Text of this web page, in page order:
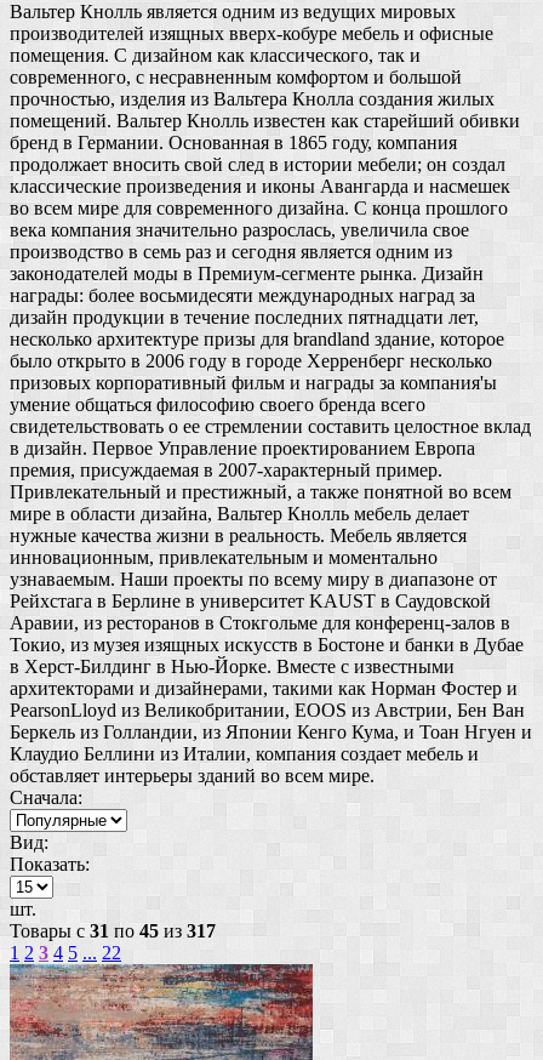
Вальтер Кнолль является одним из ведущих мировых
производителей изящных вверх-кобуре мебель и офисные
помещения. С дизайном как классического, так и
современного, с несравненным комфортом и большой
прочностью, изделия из Вальтера Кнолла создания жилых
помещений. Вальтер Кнолль известен как старейший обивки
бренд в Германии. Основанная в 1865 году, компания
продолжает вносить свой след в истории мебели; он создал
классические произведения и иконы Авангарда и насмешек
во всем мире для современного дизайна. С конца прошлого
века компания значительно разрослась, увеличила свое
производство в семь раз и сегодня является одним из
законодателей моды в Премиум-сегменте рынка. Дизайн
награды: более восьмидесяти международных наград за
дизайн продукции в течение последних пятнадцати лет,
несколько архитектуре призы для brandland здание, которое
было открыто в 2006 году в городе Херренберг несколько
призовых корпоративный фильм и награды за компания'ы
умение общаться философию своего бренда всего
свидетельствовать о ее стремлении составить целостное вклад
в дизайн. Первое Управление проектированием Европа
премия, присуждаемая в 2007-характерный пример.
Привлекательный и престижный, а также понятной во всем
мире в области дизайна, Вальтер Кнолль мебель делает
нужные качества жизни в реальность. Мебель является
инновационным, привлекательным и моментально
узнаваемым. Наши проекты по всему миру в диапазоне от
Рейхстага в Берлине в университет KAUST в Саудовской
Аравии, из ресторанов в Стокгольме для конференц-залов в
Токио, из музея изящных искусств в Бостоне и банки в Дубае
в Херст-Билдинг в Нью-Йорке. Вместе с известными
архитекторами и дизайнерами, такими как Норман Фостер и
PearsonLloyd из Великобритании, EOOS из Австрии, Бен Ван
Беркель из Голландии, из Японии Кенго Кума, и Тоан Нгуен и
Клаудио Беллини из Италии, компания создает мебель и
обставляет интерьеры зданий во всем мире.
Сначала:
Вид:
Показать:
шт.
Товары с 31 по 45 из 317
1 2 3 4 5 ... 22